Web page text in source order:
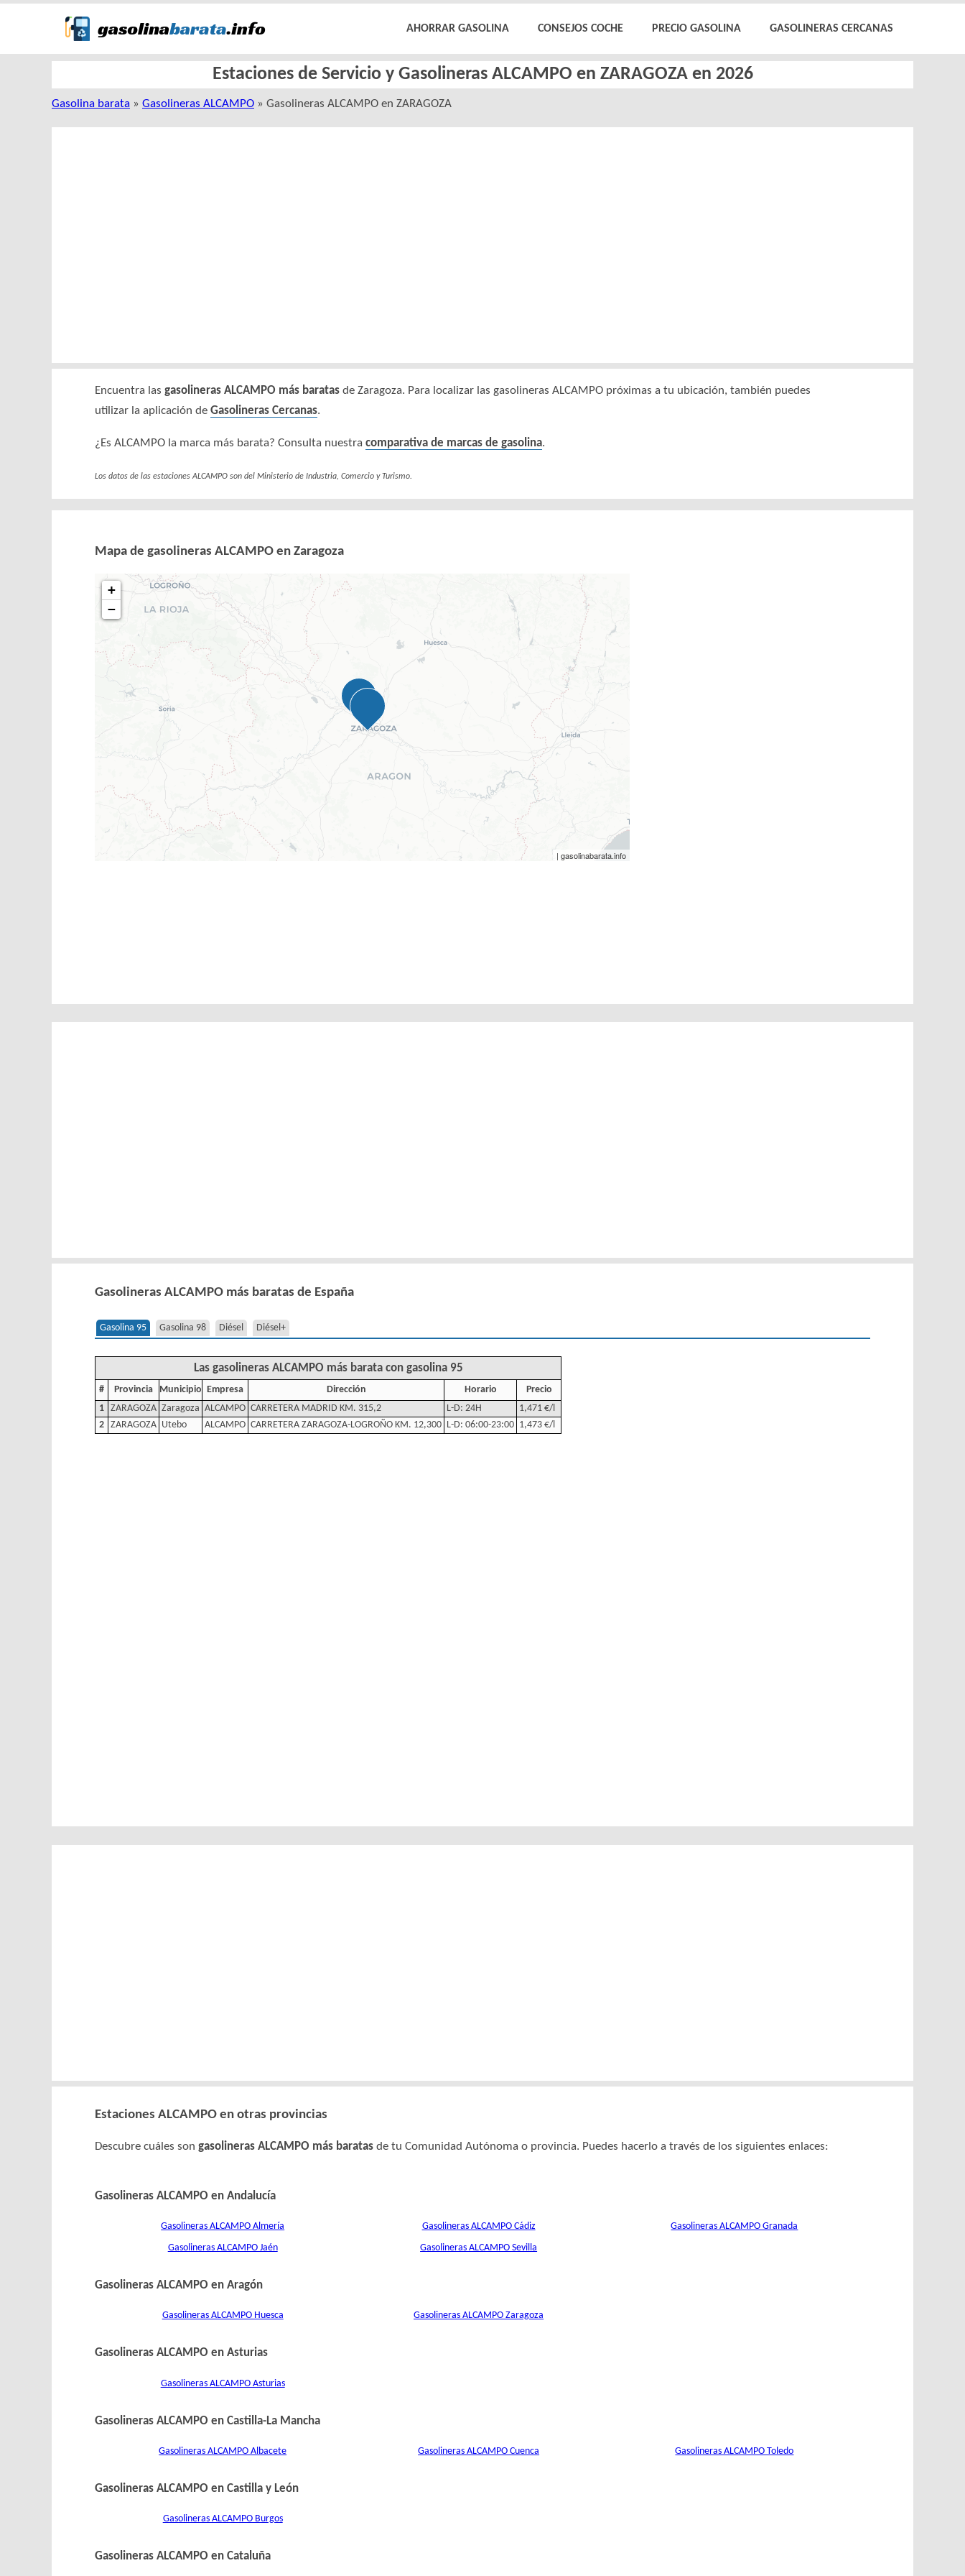
AHORRAR GASOLINA CONSEJOS COCHE PRECIO GASOLINA GASOLINERAS CERCANAS
Estaciones de Servicio y Gasolineras ALCAMPO en ZARAGOZA en 2026
Gasolina barata » Gasolineras ALCAMPO » Gasolineras ALCAMPO en ZARAGOZA
Encuentra las gasolineras ALCAMPO más baratas de Zaragoza. Para localizar las gasolineras ALCAMPO próximas a tu ubicación, también puedes
utilizar la aplicación de Gasolineras Cercanas.
¿Es ALCAMPO la marca más barata? Consulta nuestra comparativa de marcas de gasolina.
Los datos de las estaciones ALCAMPO son del Ministerio de Industria, Comercio y Turismo.
Mapa de gasolineras ALCAMPO en Zaragoza
+
−
| gasolinabarata.info
Gasolineras ALCAMPO más baratas de España
Gasolina 95 Gasolina 98 Diésel Diésel+
Las gasolineras ALCAMPO más barata con gasolina 95
# Provincia Municipio Empresa Dirección Horario
Precio
1 ZARAGOZA Zaragoza ALCAMPO CARRETERA MADRID KM. 315,2 L-D: 24H
1,471 €/l
2 ZARAGOZA Utebo ALCAMPO CARRETERA ZARAGOZA-LOGROÑO KM. 12,300 L-D: 06:00-23:00 1,473 €/l
Estaciones ALCAMPO en otras provincias
Descubre cuáles son gasolineras ALCAMPO más baratas de tu Comunidad Autónoma o provincia. Puedes hacerlo a través de los siguientes enlaces:
Gasolineras ALCAMPO en Andalucía
Gasolineras ALCAMPO Almería Gasolineras ALCAMPO Cádiz Gasolineras ALCAMPO Granada
Gasolineras ALCAMPO Jaén Gasolineras ALCAMPO Sevilla
Gasolineras ALCAMPO en Aragón
Gasolineras ALCAMPO Huesca Gasolineras ALCAMPO Zaragoza
Gasolineras ALCAMPO en Asturias
Gasolineras ALCAMPO Asturias
Gasolineras ALCAMPO en Castilla-La Mancha
Gasolineras ALCAMPO Albacete Gasolineras ALCAMPO Cuenca Gasolineras ALCAMPO Toledo
Gasolineras ALCAMPO en Castilla y León
Gasolineras ALCAMPO Burgos
Gasolineras ALCAMPO en Cataluña